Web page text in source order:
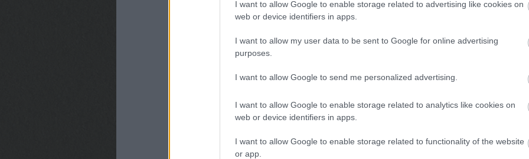
I want to allow Google to enable storage related to advertising like cookies on
web or device identifiers in apps.
I want to allow my user data to be sent to Google for online advertising
purposes.
I want to allow Google to send me personalized advertising.
I want to allow Google to enable storage related to analytics like cookies on
web or device identifiers in apps.
I want to allow Google to enable storage related to functionality of the website
or app.
fagy